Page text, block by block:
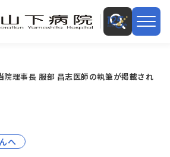
院理事長 服部 昌志医師の執筆が掲載され
へ